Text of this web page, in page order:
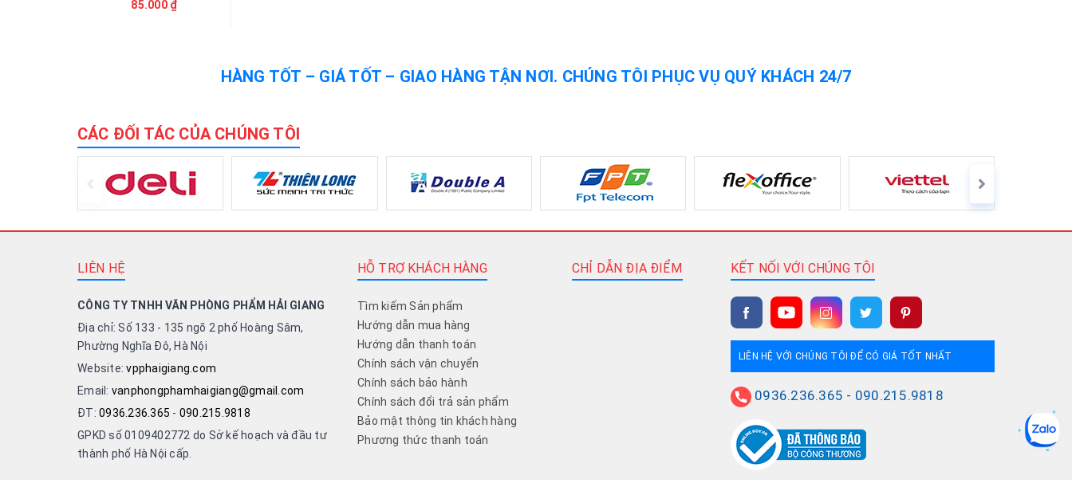
85.000 ₫
HÀNG TỐT – GIÁ TỐT – GIAO HÀNG TẬN NƠI. CHÚNG TÔI PHỤC VỤ QUÝ KHÁCH 24/7
CÁC ĐỐI TÁC CỦA CHÚNG TÔI
LIÊN HỆ
CÔNG TY TNHH VĂN PHÒNG PHẨM HẢI GIANG
Địa chỉ: Số 133 - 135 ngõ 2 phố Hoàng Sâm,
Phường Nghĩa Đô, Hà Nội
Website:vpphaigiang.com
Email: vanphongphamhaigiang@gmail.com
ĐT: 0936.236.365 - 090.215.9818
GPKD số 0109402772 do Sở kế hoạch và đầu tư
thành phố Hà Nội cấp.
HỖ TRỢ KHÁCH HÀNG
Tìm kiếm Sản phẩm
Hướng dẫn mua hàng
Hướng dẫn thanh toán
Chính sách vận chuyển
Chính sách bảo hành
Chính sách đổi trả sản phẩm
Bảo mật thông tin khách hàng
Phương thức thanh toán
CHỈ DẪN ĐỊA ĐIỂM KẾT NỐI VỚI CHÚNG TÔI
LIÊN HỆ VỚI CHÚNG TÔI ĐỂ CÓ GIÁ TỐT NHẤT
0936.236.365 - 090.215.9818